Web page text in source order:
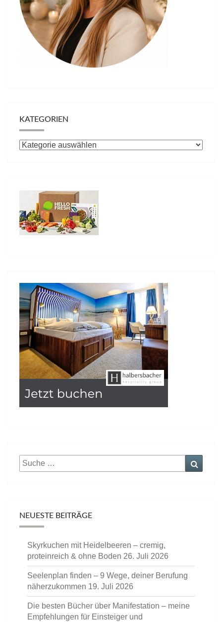
KATEGORIEN
Kategorien
Suche
nach:
NEUESTE BEITRÄGE
Skyrkuchen mit Heidelbeeren – cremig,
proteinreich & ohne Boden 26. Juli 2026
Seelenplan finden – 9 Wege, deiner Berufung
näherzukommen 19. Juli 2026
Die besten Bücher über Manifestation – meine
Empfehlungen für Einsteiger und